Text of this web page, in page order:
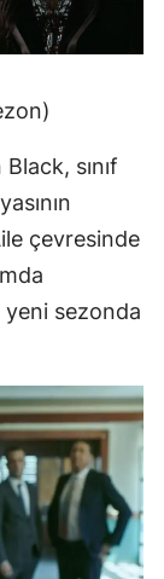
sınıf
çevresinde
yeni sezonda